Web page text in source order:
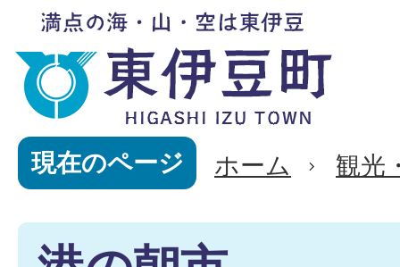
現在のページ ホーム 観光